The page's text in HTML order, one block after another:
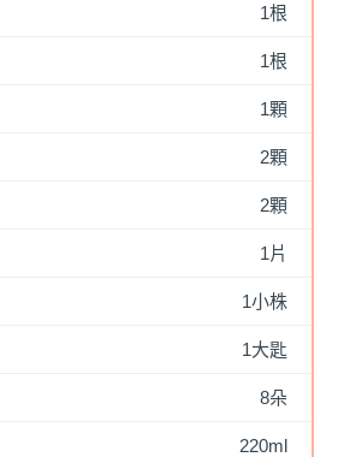
1根
1根
1顆
2顆
2顆
1片
1小株
1大匙
8朵
220ml